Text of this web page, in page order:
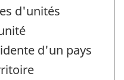
d'unités
d'un pays